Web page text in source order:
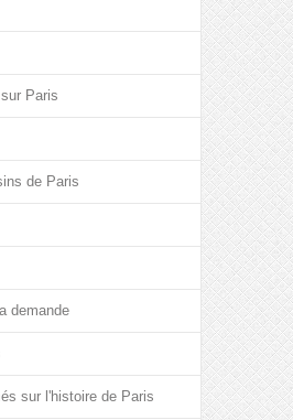
Paris
de Paris
demande
sur l'histoire de Paris